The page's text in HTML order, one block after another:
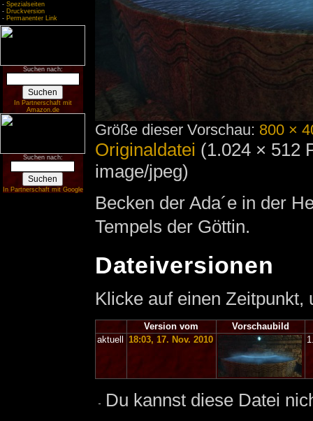
- Spezialseiten
- Druckversion
- Permanenter Link
Suchen nach:
In Partnerschaft mit
Amazon.de
Suchen nach:
In Partnerschaft mit Google
Größe dieser Vorschau: 800 ×
Originaldatei (1.024 × 512
image/jpeg)
Becken der Ada´e in der
Tempels der Göttin.
Dateiversionen
Klicke auf einen
Version vom
Vorschaubild
aktuell
18:03, 17. Nov. 2010
Du kannst diese Datei